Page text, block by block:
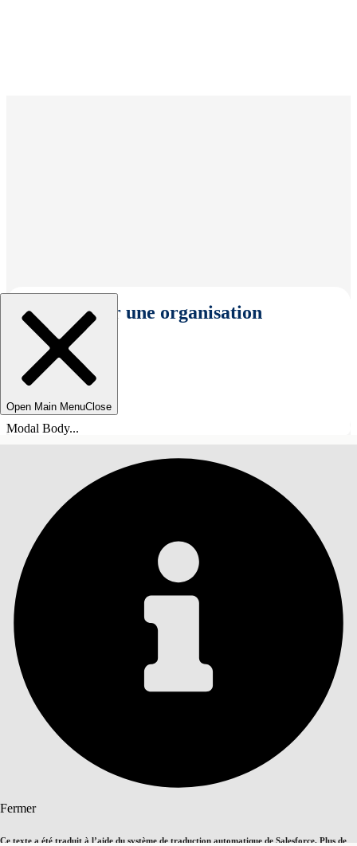
Sélectionner une organisation
Open Main MenuClose
Modal Body...
Fermer
Ce texte a été traduit à l’aide du système de traduction automatique de Salesforce. Plus de
Table des matières
TABLE DES MATIÈRES
Rechercher